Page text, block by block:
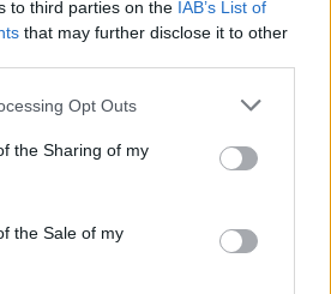
to third parties on the IAB’s List of
that may further disclose it to other
Opt Outs
the Sharing of my
the Sale of my